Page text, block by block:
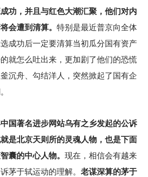
功，并且与红色大潮汇聚，他们对内
会遭到清算。 特别是最近普京向全体
成功后一定要清算当初瓜分国有资产
就怎么吐出来，更加剧了他们的恐慌
沉舟、勾结洋人，突然掀起了国有企
国著名进步网站乌有之乡发起的公诉
是北京天则所的灵魂人物，也是下面
囊的中心人物。 现在，相信会有越来
茅于轼运动的理解。 老谋深算的茅于